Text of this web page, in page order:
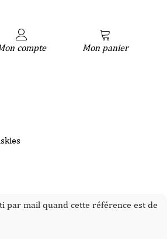
compte Mon panier
par mail quand cette référence est de